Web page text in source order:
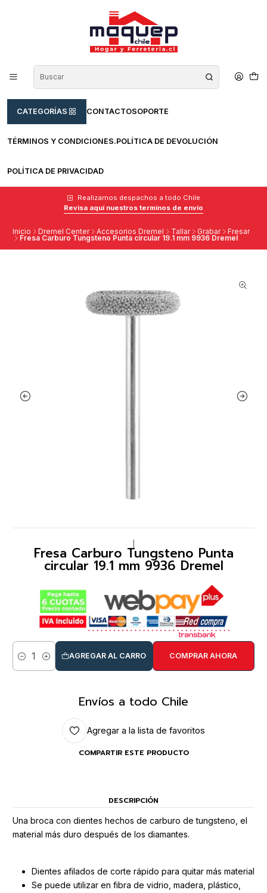
CATEGORÍAS CONTACTOSOPORTE
TÉRMINOS Y CONDICIONES.POLÍTICA DE DEVOLUCIÓN
POLÍTICA DE PRIVACIDAD
Realizamos despachos a todo Chile
Revisa aquí nuestros terminos de envío
Inicio Dremel Center Accesorios Dremel Tallar Grabar Fresar
Fresa Carburo Tungsteno Punta circular 19.1 mm 9936 Dremel
Fresa Carburo Tungsteno Punta
circular 19.1 mm 9936 Dremel
Cantidad
AGREGAR AL CARRO COMPRAR AHORA
Envíos a todo Chile
Agregar a la lista de favoritos
COMPARTIR ESTE PRODUCTO
DESCRIPCIÓN
Una broca con dientes hechos de carburo de tungsteno, el
material más duro después de los diamantes.
Dientes afilados de corte rápido para quitar más material
Se puede utilizar en fibra de vidrio, madera, plástico,